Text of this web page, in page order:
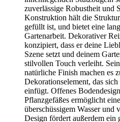
zuverlässige Robustheit und
Konstruktion hält die
gefüllt ist, und bietet eine
Gartenarbeit. Dekorativer
konzipiert, dass er deine
Szene setzt und deinem
stilvollen Touch verleiht.
natürliche Finish machen es
Dekorationselement, das
einfügt. Offenes
Pflanzgefäßes ermöglicht
überschüssigem Wasser und
Design fördert außerdem ein